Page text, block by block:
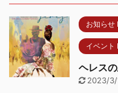
お知らせ
イベント
ヘレス
2023/3/